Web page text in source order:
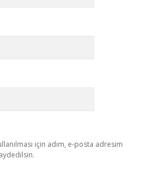
için adım, e-posta adresim